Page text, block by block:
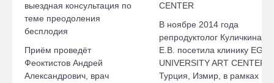
выездная консультация по
теме преодоления
бесплодия
Приём проведёт
Феоктистов Андрей
Александрович, врач
CENTER
В ноябре 2014 года
репродуктолог Куличкина
Е.В. посетила клинику EGE
UNIVERSITY ART CENTER,
Турция, Измир, в рамках